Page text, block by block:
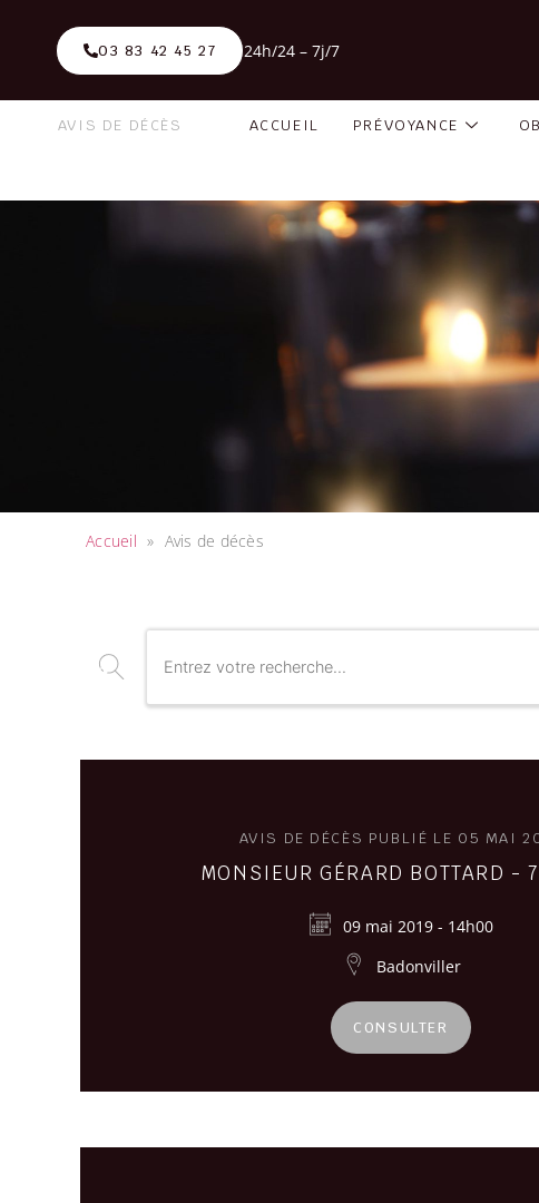
03 83 42 45 27 24h/24 – 7j/7
AVIS DE DÉCÈS ACCUEIL PRÉVOYANCE
Accueil » Avis de décès
AVIS DE DÉCÈS PUBLIÉ LE 05 MAI
MONSIEUR GÉRARD BOTTARD -
09 mai 2019 - 14h00
Badonviller
CONSULTER